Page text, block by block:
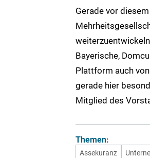
Gerade vor
Bayerische,
Plattform auch
gerade hier
Mitglied des
Themen:
Assekuranz